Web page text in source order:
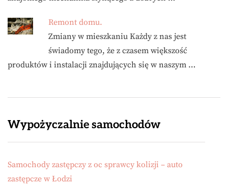
Remont domu.
Zmiany w mieszkaniu Każdy z nas jest
świadomy tego, że z czasem większość
produktów i instalacji znajdujących się w naszym …
Wypożyczalnie samochodów
Samochody zastępczy z oc sprawcy kolizji – auto
zastępcze w Łodzi